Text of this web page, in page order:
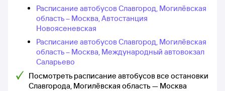
Расписание автобусов Славгород, Могилёвская
область – Москва, Автостанция
Новоясеневская
Расписание автобусов Славгород, Могилёвская
область – Москва, Международный автовокзал
Саларьево
Посмотреть расписание автобусов все остановки
Славгорода, Могилёвская область — Москва